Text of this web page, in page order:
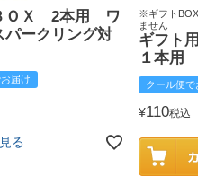
ＯＸ 2本用 ワ
パークリング対
届け
る
※ギフト
ません
ギフト
１本用
クール便で
¥110税込